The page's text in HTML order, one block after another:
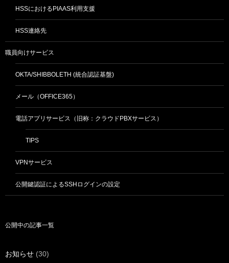
HSSにおけるPIAAS利用支援
HSS連絡先
職員向けサービス
OKTA/SHIBBOLETH (統合認証基盤)
メール（OFFICE365）
電話アプリサービス（旧称：クラウドPBXサービス）
TIPS
VPNサービス
公開鍵認証によるSSHログインの設定
公開中の記事一覧
お知らせ (30)